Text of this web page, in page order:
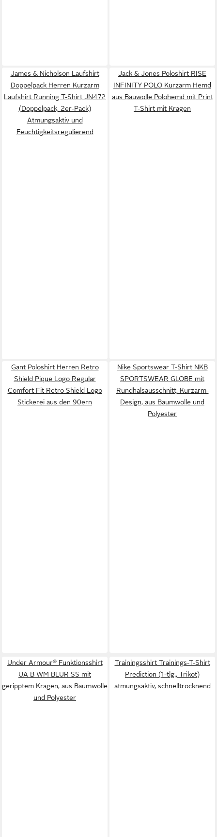
James & Nicholson Laufshirt
Doppelpack Herren Kurzarm
Laufshirt Running T-Shirt JN472
(Doppelpack, 2er-Pack)
Atmungsaktiv und
Feuchtigkeitsregulierend
Jack & Jones Poloshirt RISE
INFINITY POLO Kurzarm Hemd
aus Bauwolle Polohemd mit Print
T-Shirt mit Kragen
Gant Poloshirt Herren Retro
Shield Pique Logo Regular
Comfort Fit Retro Shield Logo
Stickerei aus den 90ern
Nike Sportswear T-Shirt NKB
SPORTSWEAR GLOBE mit
Rundhalsausschnitt, Kurzarm-
Design, aus Baumwolle und
Polyester
Under Armour® Funktionsshirt
UA B WM BLUR SS mit
geripptem Kragen, aus Baumwolle
und Polyester
Trainingsshirt Trainings-T-Shirt
Prediction (1-tlg., Trikot)
atmungsaktiv, schnelltrocknend